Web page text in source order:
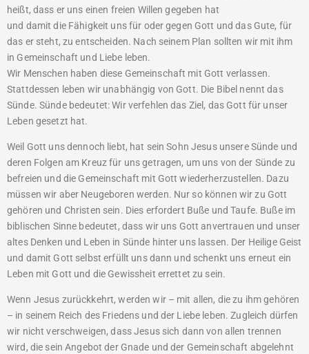
heißt, dass er uns einen freien Willen gegeben hat
und damit die Fähigkeit uns für oder gegen Gott und das Gute, für
das er steht, zu entscheiden. Nach seinem Plan sollten wir mit ihm
in Gemeinschaft und Liebe leben.
Wir Menschen haben diese Gemeinschaft mit Gott verlassen.
Stattdessen leben wir unabhängig von Gott. Die Bibel nennt das
Sünde. Sünde bedeutet: Wir verfehlen das Ziel, das Gott für unser
Leben gesetzt hat.
Weil Gott uns dennoch liebt, hat sein Sohn Jesus unsere Sünde und
deren Folgen am Kreuz für uns getragen, um uns von der Sünde zu
befreien und die Gemeinschaft mit Gott wiederherzustellen. Dazu
müssen wir aber Neugeboren werden. Nur so können wir zu Gott
gehören und Christen sein. Dies erfordert Buße und Taufe. Buße im
biblischen Sinne bedeutet, dass wir uns Gott anvertrauen und unser
altes Denken und Leben in Sünde hinter uns lassen. Der Heilige Geist
und damit Gott selbst erfüllt uns dann und schenkt uns erneut ein
Leben mit Gott und die Gewissheit errettet zu sein.
Wenn Jesus zurückkehrt, werden wir – mit allen, die zu ihm gehören
– in seinem Reich des Friedens und der Liebe leben. Zugleich dürfen
wir nicht verschweigen, dass Jesus sich dann von allen trennen
wird, die sein Angebot der Gnade und der Gemeinschaft abgelehnt